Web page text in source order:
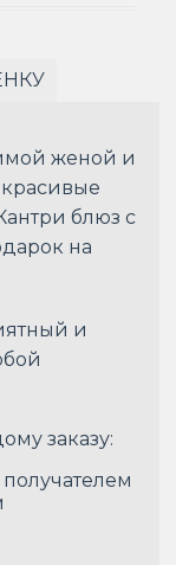
женой и
блюз с
на
и
заказу: